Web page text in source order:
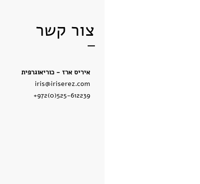
צור קשר
איריס ארז - כוריאוגרפית
iris@iriserez.com
+972(0)525-612239